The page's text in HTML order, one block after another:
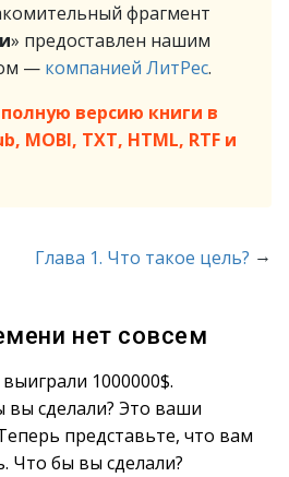
фрагмент
» предоставлен нашим
— компанией ЛитРес.
версию книги в
MOBI, TXT, HTML, RTF и
Глава 1. Что такое цель? →
нет совсем
1000000$.
вы сделали? Это ваши
представьте, что вам
Что бы вы сделали?